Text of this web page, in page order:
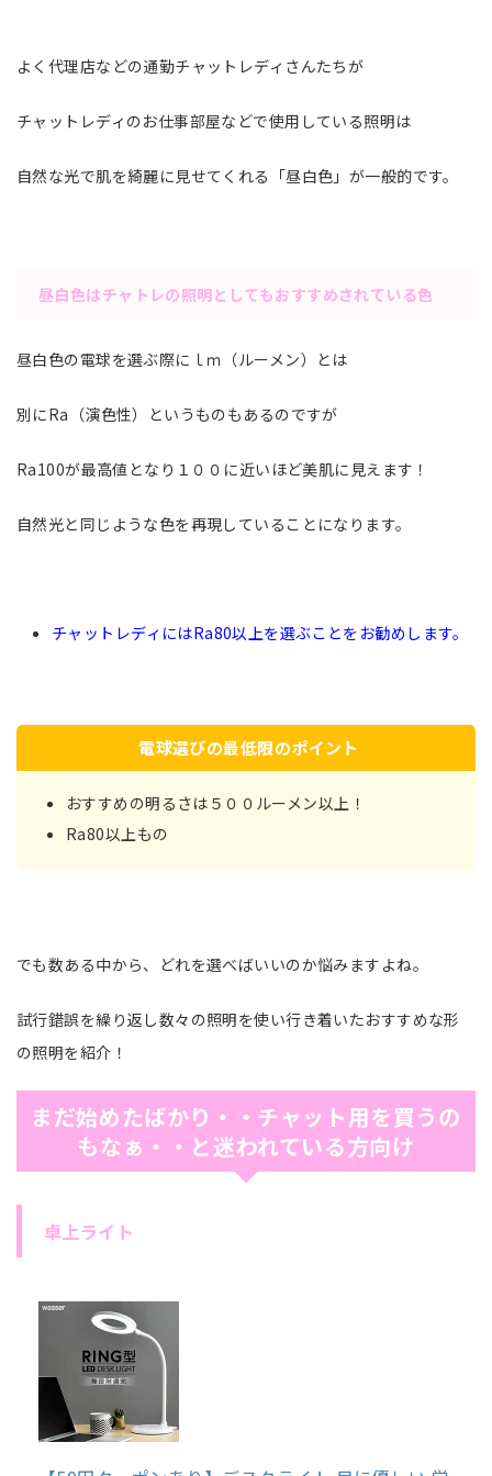
よく代理店などの通勤チャットレディさんたちが
チャットレディのお仕事部屋などで使用している照明は
自然な光で肌を綺麗に見せてくれる「昼白色」が一般的です。
昼白色はチャトレの照明としてもおすすめされている色
昼白色の電球を選ぶ際にｌｍ（ルーメン）とは
別にRa（演色性）というものもあるのですが
Ra100が最高値となり１００に近いほど美肌に見えます！
自然光と同じような色を再現していることになります。
チャットレディにはRa80以上を選ぶことをお勧めします。
電球選びの最低限のポイント
おすすめの明るさは５００ルーメン以上！
Ra80以上もの
でも数ある中から、どれを選べばいいのか悩みますよね。
試行錯誤を繰り返し数々の照明を使い行き着いたおすすめな形
の照明を紹介！
まだ始めたばかり・・チャット用を買うの
もなぁ・・と迷われている方向け
卓上ライト